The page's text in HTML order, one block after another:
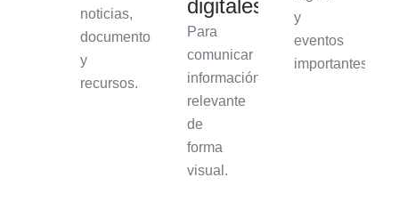
noticias,
documentos
y
recursos.
digitales)
Para
comunicar
información
relevante
de
forma
visual.
y
eventos
importantes.